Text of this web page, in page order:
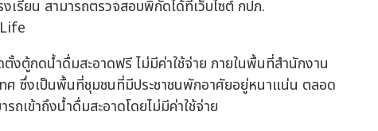
เรียน สามารถตรวจสอบพิกัดได้ที่เว็บไซต์ กปภ.
ตู้กดน้ำดื่มสะอาดฟรี ไม่มีค่าใช้จ่าย ภายในพื้นที่สำนักงาน
ศ ซึ่งเป็นพื้นที่ชุมชนที่มีประชาชนพักอาศัยอยู่หนาแน่น ตลอด
ถเข้าถึงน้ำดื่มสะอาดโดยไม่มีค่าใช้จ่าย